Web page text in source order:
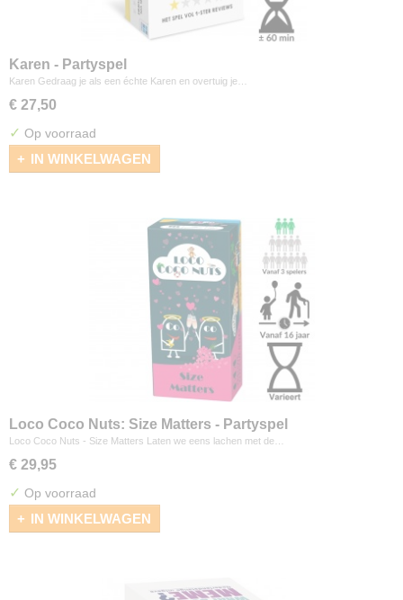
Karen - Partyspel
Karen Gedraag je als een échte Karen en overtuig je…
€ 27,50
✓ Op voorraad
IN WINKELWAGEN
Loco Coco Nuts: Size Matters - Partyspel
Loco Coco Nuts - Size Matters Laten we eens lachen met de…
€ 29,95
✓ Op voorraad
IN WINKELWAGEN